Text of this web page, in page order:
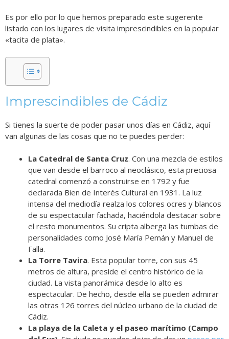
Es por ello por lo que hemos preparado este sugerente
listado con los lugares de visita imprescindibles en la popular
«tacita de plata».
Imprescindibles de Cádiz
Si tienes la suerte de poder pasar unos días en Cádiz, aquí
van algunas de las cosas que no te puedes perder:
La Catedral de Santa Cruz. Con una mezcla de estilos
que van desde el barroco al neoclásico, esta preciosa
catedral comenzó a construirse en 1792 y fue
declarada Bien de Interés Cultural en 1931. La luz
intensa del mediodía realza los colores ocres y blancos
de su espectacular fachada, haciéndola destacar sobre
el resto monumentos. Su cripta alberga las tumbas de
personalidades como José María Pemán y Manuel de
Falla.
La Torre Tavira. Esta popular torre, con sus 45
metros de altura, preside el centro histórico de la
ciudad. La vista panorámica desde lo alto es
espectacular. De hecho, desde ella se pueden admirar
las otras 126 torres del núcleo urbano de la ciudad de
Cádiz.
La playa de la Caleta y el paseo marítimo (Campo